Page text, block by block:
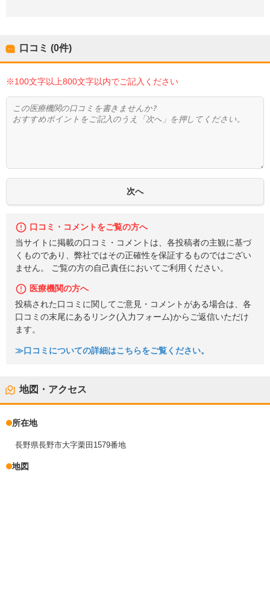
口コミ (0件)
※100文字以上800文字以内でご記入ください
口コミ・コメントをご覧の方へ
当サイトに掲載の口コミ・コメントは、各投稿者の主観に基づ
くものであり、弊社ではその正確性を保証するものではござい
ません。 ご覧の方の自己責任においてご利用ください。
医療機関の方へ
投稿された口コミに関してご意見・コメントがある場合は、各
口コミの末尾にあるリンク(入力フォーム)からご返信いただけ
ます。
≫口コミについての詳細はこちらをご覧ください。
地図・アクセス
所在地
長野県長野市大字栗田1579番地
地図